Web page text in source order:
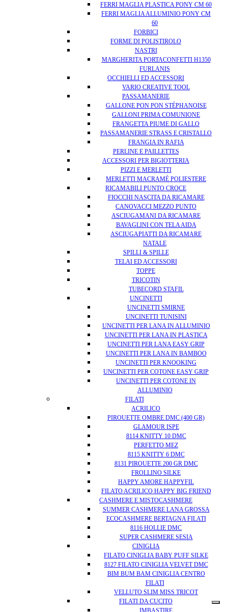
FERRI MAGLIA PLASTICA PONY CM 60
FERRI MAGLIA ALLUMINIO PONY CM
60
FORBICI
FORME DI POLISTIROLO
NASTRI
MARGHERITA PORTACONFETTI H1350
FURLANIS
OCCHIELLI ED ACCESSORI
VARIO CREATIVE TOOL
PASSAMANERIE
GALLONE PON PON STÉPHANOISE
GALLONI PRIMA COMUNIONE
FRANGETTA PIUME DI GALLO
PASSAMANERIE STRASS E CRISTALLO
FRANGIA IN RAFIA
PERLINE E PAILLETTES
ACCESSORI PER BIGIOTTERIA
PIZZI E MERLETTI
MERLETTI MACRAMÈ POLIESTERE
RICAMABILI PUNTO CROCE
FIOCCHI NASCITA DA RICAMARE
CANOVACCI MEZZO PUNTO
ASCIUGAMANI DA RICAMARE
BAVAGLINI CON TELA AIDA
ASCIUGAPIATTI DA RICAMARE
NATALE
SPILLI & SPILLE
TELAI ED ACCESSORI
TOPPE
TRICOTIN
TUBECORD STAFIL
UNCINETTI
UNCINETTI SMIRNE
UNCINETTI TUNISINI
UNCINETTI PER LANA IN ALLUMINIO
UNCINETTI PER LANA IN PLASTICA
UNCINETTI PER LANA EASY GRIP
UNCINETTI PER LANA IN BAMBOO
UNCINETTI PER KNOOKING
UNCINETTI PER COTONE EASY GRIP
UNCINETTI PER COTONE IN
ALLUMINIO
FILATI
ACRILICO
PIROUETTE OMBRE DMC (400 GR)
GLAMOUR ISPE
8114 KNITTY 10 DMC
PERFETTO MEZ
8115 KNITTY 6 DMC
8131 PIROUETTE 200 GR DMC
FROLLINO SILKE
HAPPY AMORE HAPPYFIL
FILATO ACRILICO HAPPY BIG FRIEND
CASHMERE E MISTOCASHMERE
SUMMER CASHMERE LANA GROSSA
ECOCASHMERE BERTAGNA FILATI
8116 HOLLIE DMC
SUPER CASHMERE SESIA
CINIGLIA
FILATO CINIGLIA BABY PUFF SILKE
8127 FILATO CINIGLIA VELVET DMC
BIM BUM BAM CINIGLIA CENTRO
FILATI
VELLUTO SLIM MISS TRICOT
FILATI DA CUCITO
IMBASTIRE